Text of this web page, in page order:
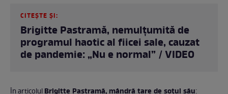
CITEȘTE ȘI:
Brigitte Pastramă, nemulțumită de
programul haotic al fiicei sale, cauzat
de pandemie: „Nu e normal” / VIDEO
Brigitte Pastramă, mândră tare de soțul său